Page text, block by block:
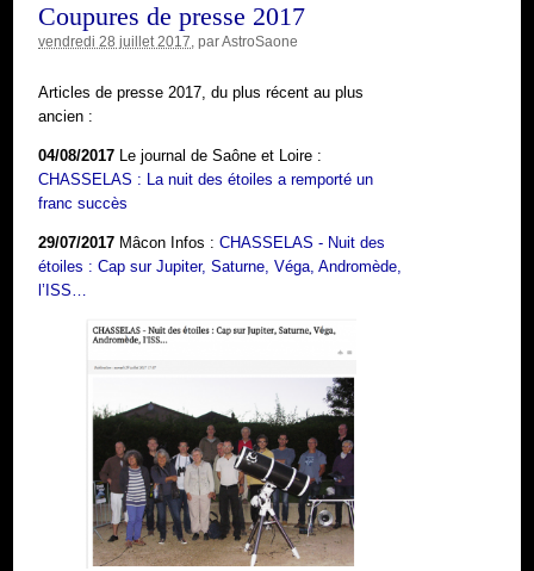
Coupures de presse 2017
vendredi 28 juillet 2017 , parAstroSaone
Articles de presse 2017, du plus récent au plus
ancien :
04/08/2017 Le journal de Saône et Loire :
CHASSELAS : La nuit des étoiles a remporté un
franc succès
29/07/2017 Mâcon Infos : CHASSELAS - Nuit des
étoiles : Cap sur Jupiter, Saturne, Véga, Andromède,
l’ISS…